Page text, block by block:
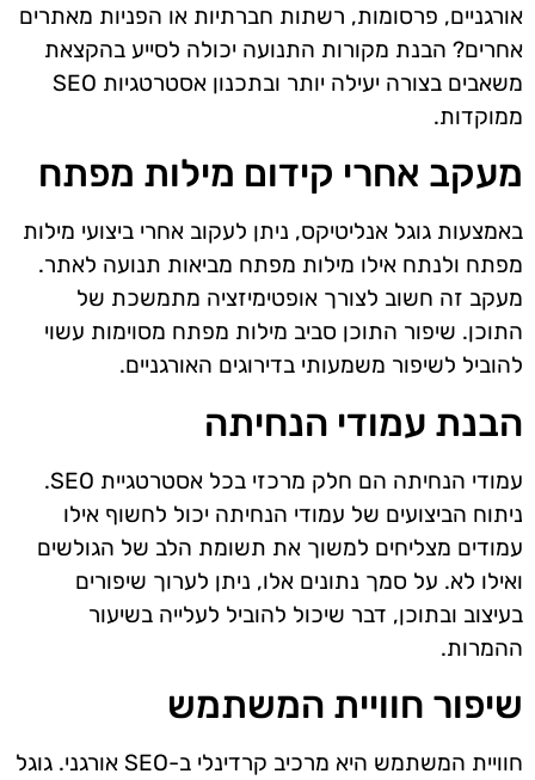
אורגניים, פרסומות, רשתות חברתיות או הפניות מאתרים
אחרים? הבנת מקורות התנועה יכולה לסייע בהקצאת
משאבים בצורה יעילה יותר ובתכנון אסטרטגיות SEO
ממוקדות.
מעקב אחרי קידום מילות מפתח
באמצעות גוגל אנליטיקס, ניתן לעקוב אחרי ביצועי מילות
מפתח ולנתח אילו מילות מפתח מביאות תנועה לאתר.
מעקב זה חשוב לצורך אופטימיזציה מתמשכת של
התוכן. שיפור התוכן סביב מילות מפתח מסוימות עשוי
להוביל לשיפור משמעותי בדירוגים האורגניים.
הבנת עמודי הנחיתה
עמודי הנחיתה הם חלק מרכזי בכל אסטרטגיית SEO.
ניתוח הביצועים של עמודי הנחיתה יכול לחשוף אילו
עמודים מצליחים למשוך את תשומת הלב של הגולשים
ואילו לא. על סמך נתונים אלו, ניתן לערוך שיפורים
בעיצוב ובתוכן, דבר שיכול להוביל לעלייה בשיעור
ההמרות.
שיפור חוויית המשתמש
חוויית המשתמש היא מרכיב קרדינלי ב-SEO אורגני. גוגל